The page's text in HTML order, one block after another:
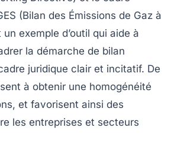
(Bilan des Émissions de Gaz à
exemple d’outil qui aide à
la démarche de bilan
juridique clair et incitatif. De
à obtenir une homogénéité
et favorisent ainsi des
les entreprises et secteurs